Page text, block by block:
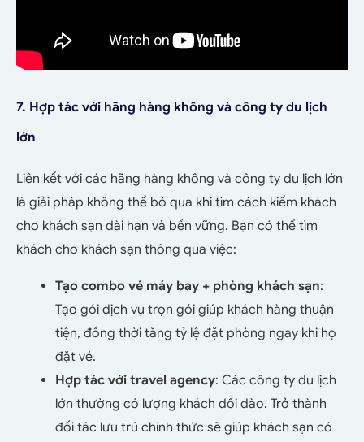
7. Hợp tác với hãng hàng không và công ty du lịch
lớn
Liên kết với các hãng hàng không và công ty du lịch lớn
là giải pháp không thể bỏ qua khi tìm cách kiếm khách
cho khách sạn dài hạn và bền vững. Bạn có thể tìm
khách cho khách sạn thông qua việc:
Tạo combo vé máy bay + phòng khách sạn:
Tạo gói dịch vụ trọn gói giúp khách hàng thuận
tiện, đồng thời tăng tỷ lệ đặt phòng ngay khi họ
đặt vé.
Hợp tác với travel agency: Các công ty du lịch
lớn thường có lượng khách dồi dào. Trở thành
đối tác lưu trú chính thức sẽ giúp khách sạn có